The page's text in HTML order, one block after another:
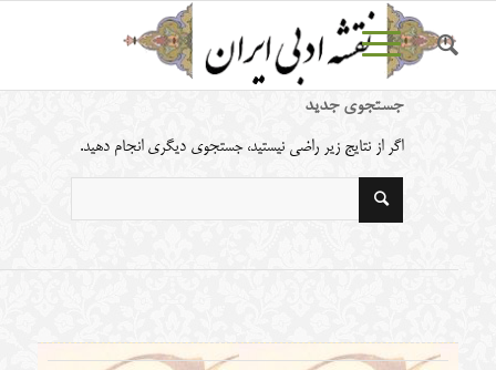
جستجوی جدید
اگر از نتایج زیر راضی نیستید، جستجوی دیگری انجام دهید.